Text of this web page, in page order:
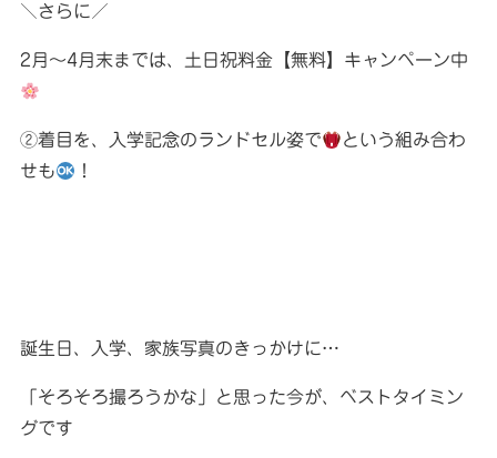
＼さらに／
2月〜4月末までは、土日祝料金【無料】キャンペーン中
②着目を、入学記念のランドセル姿で
という組み合わ
せも
！
誕生日、入学、家族写真のきっかけに…
「そろそろ撮ろうかな」と思った今が、ベストタイミン
グです